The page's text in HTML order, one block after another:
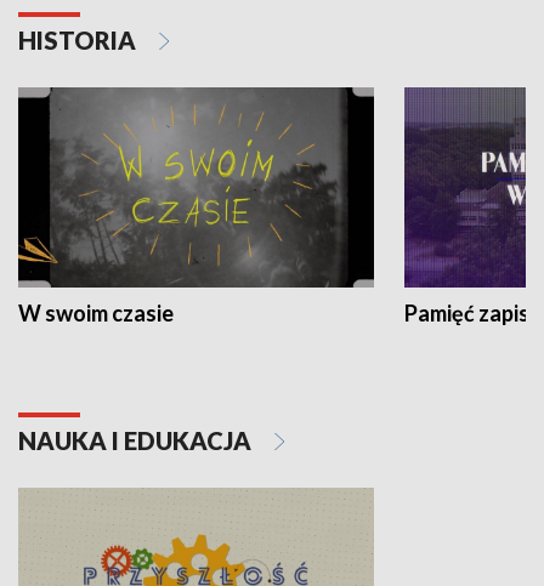
HISTORIA
W swoim czasie Pamięć
NAUKA I EDUKACJA